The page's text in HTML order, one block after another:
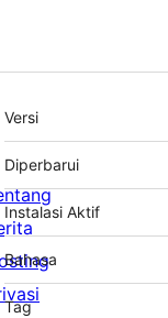
Meta
Versi
Diperbarui
Instalasi Aktif
Bahasa
Tag